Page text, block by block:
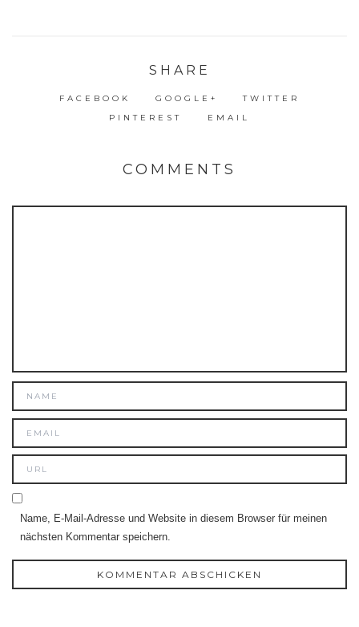
SHARE
FACEBOOK GOOGLE+
TWITTER
PINTEREST
EMAIL
COMMENTS
Name, E-Mail-Adresse und Website in diesem Browser für meinen
nächsten Kommentar speichern.